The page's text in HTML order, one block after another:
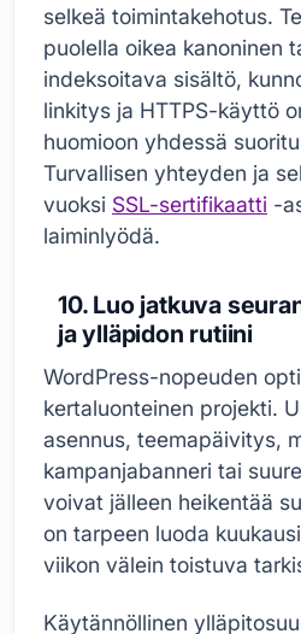
selkeä toimintakehotus.
puolella oikea kanoninen
indeksoitava sisältö,
linkitys ja HTTPS-käyttö
huomioon yhdessä
Turvallisen yhteyden ja
vuoksi SSL-sertifikaatti -
laiminlyödä.
10. Luo jatkuva
ja ylläpidon rutiini
WordPress-nopeuden
kertaluonteinen projekti.
asennus, teemapäivitys,
kampanjabanneri tai
voivat jälleen heikentää
on tarpeen luoda
viikon välein toistuva
Käytännöllinen